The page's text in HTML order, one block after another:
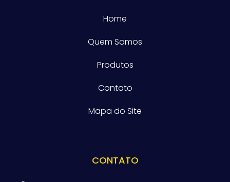
Home
Quem Somos
Produtos
Contato
Mapa do Site
CONTATO